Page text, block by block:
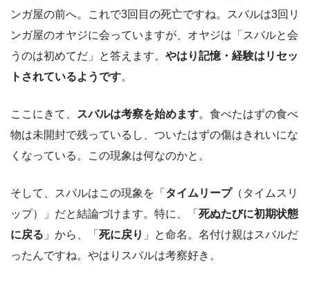
ンガ屋の前へ。これで3回目の死亡ですね。スバルは3回リ
ンガ屋のオヤジに会っていますが、オヤジは「スバルと会
うのは初めてだ」と答えます。 やはり記憶・経験はリセッ
トされているようです。
ここにきて、 スバルは考察を始めます。食べたはずの食べ
物は未開封で残っているし、ついたはずの傷はきれいにな
くなっている。この現象は何なのかと。
そして、スバルはこの現象を「 タイムリープ（タイムスリ
ップ）」だと結論づけます。特に、「 死ぬたびに初期状態
に戻る 」から、「 死に戻り 」と命名。名付け親はスバルだ
ったんですね。やはりスバルは考察好き。